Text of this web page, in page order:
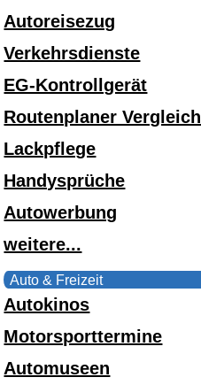
Autoreisezug
Verkehrsdienste
EG-Kontrollgerät
Routenplaner Vergleich
Lackpflege
Handysprüche
Autowerbung
weitere...
Auto & Freizeit
Autokinos
Motorsporttermine
Automuseen